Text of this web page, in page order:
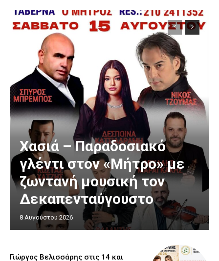
Χασιά – Παραδοσιακό
γλέντι στον «Μήτρο» με
ζωντανή μουσική τον
Δεκαπενταύγουστο
8 Αυγούστου 2026
Γιώργος Βελισσάρης στις 14 και